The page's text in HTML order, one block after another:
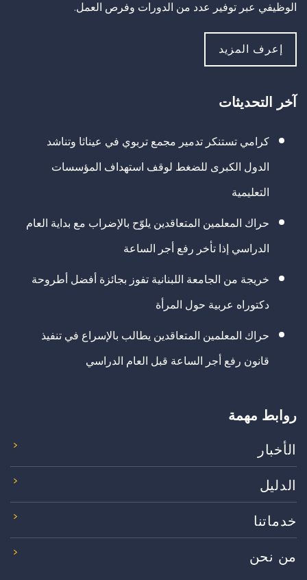
الوظيفي عبر توفير عدد من الدورات وفرص العمل.
إعرف المزيد
آخر التحديثات
كرامي تستنكر تدمير مجمع تربوي في عيناثا وتناشد
الدول الكبرى للضغط لوقف استهداف المؤسسات
التعليمية
حراك المعلمين المتعاقدين يلوّح بالإضراب مع بداية العام
الدراسي إذا تأخر رفع أجر الساعة
خريجة من الجامعة اللبنانية تفوز بجائزة أفضل أطروحة
دكتوراه عربية حول المرأة
حراك المعلمين المتعاقدين يطالب بالإسراع في تنفيذ
قانون رفع أجر الساعة قبل العام الدراسي
روابط مهمة
الأخبار
الدليل
خدماتنا
من نحن